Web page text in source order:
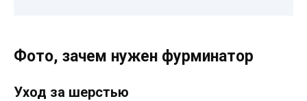
Фото, зачем нужен фурминатор
Уход за шерстью